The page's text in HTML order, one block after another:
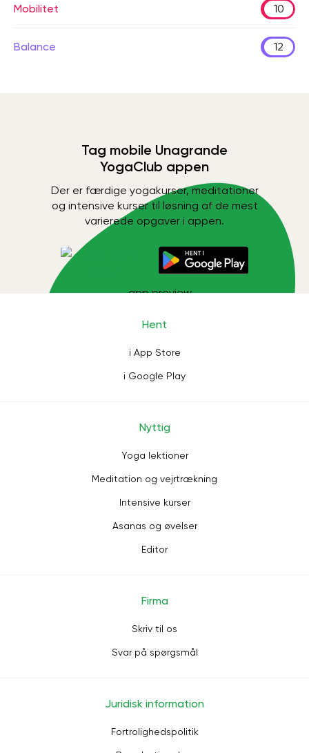
Mobilitet 10
Balance 12
Tag mobile Unagrande
YogaClub appen
Der er færdige yogakurser, meditationer
og intensive kurser til løsning af de mest
varierede opgaver i appen.
Hent
i App Store
i Google Play
Nyttig
Yoga lektioner
Meditation og vejrtrækning
Intensive kurser
Asanas og øvelser
Editor
Firma
Skriv til os
Svar på spørgsmål
Juridisk information
Fortrolighedspolitik